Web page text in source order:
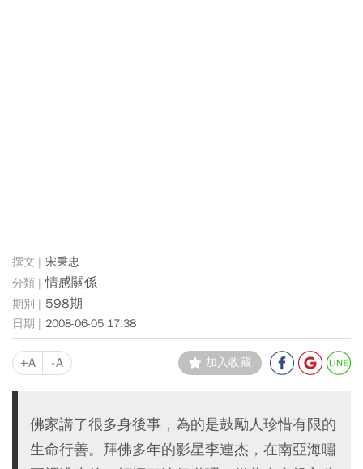
宋秉忠
情感關係
598期
2008-06-05 17:38
+A -A 加入收藏
佛家講了很多身後事，為的是鼓勵人珍惜有限的
生命行善。拜佛多年的影星李連杰，在南亞海嘯